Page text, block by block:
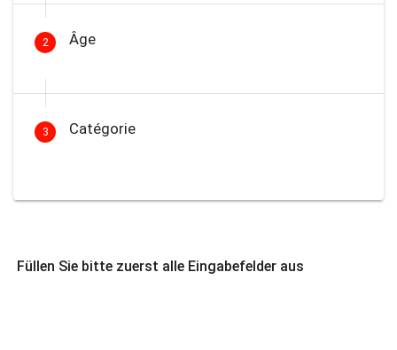
2 Âge
3 Catégorie
Füllen Sie bitte zuerst alle Eingabefelder aus